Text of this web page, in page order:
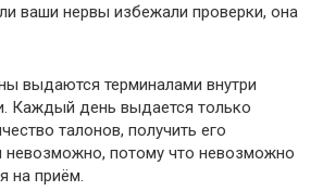
ваши нервы избежали проверки, она
выдаются терминалами внутри
Каждый день выдается только
талонов, получить его
потому что невозможно
на приём.